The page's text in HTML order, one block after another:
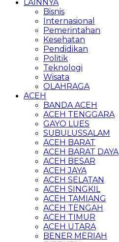
LAINNYA
Bisnis
Internasional
Pemerintahan
Kesehatan
Pendidikan
Politik
Teknologi
Wisata
OLAHRAGA
ACEH
BANDA ACEH
ACEH TENGGARA
GAYO LUES
SUBULUSSALAM
ACEH BARAT
ACEH BARAT DAYA
ACEH BESAR
ACEH JAYA
ACEH SELATAN
ACEH SINGKIL
ACEH TAMIANG
ACEH TENGAH
ACEH TIMUR
ACEH UTARA
BENER MERIAH